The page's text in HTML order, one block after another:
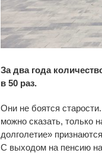
За два года
в 50 раз.
Они не боятся
можно сказать, только
долголетие»
С выходом на пенсию